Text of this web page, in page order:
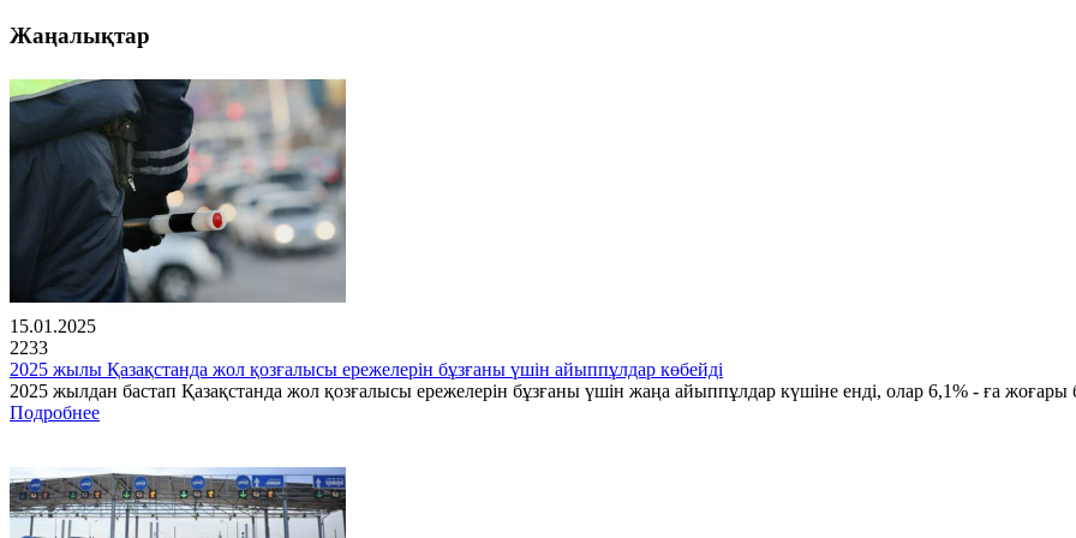
Жаңалықтар
15.01.2025
2233
2025 жылы Қазақстанда жол қозғалысы ережелерін бұзғаны үшін айыппұлдар көбейді
2025 жылдан бастап Қазақстанда жол қозғалысы ережелерін бұзғаны үшін жаңа айыппұлдар күшіне енді, олар 6,1% - ға
Подробнее